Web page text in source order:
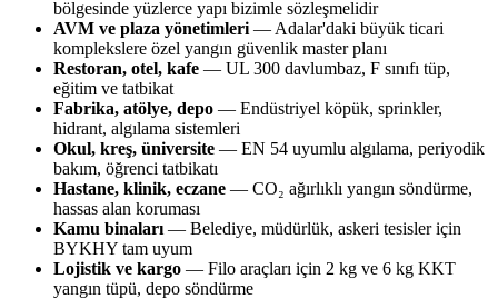
bölgesinde yüzlerce yapı bizimle sözleşmelidir
AVM ve plaza yönetimleri — Adalar'daki büyük ticari
komplekslere özel yangın güvenlik master planı
Restoran, otel, kafe — UL 300 davlumbaz, F sınıfı tüp,
eğitim ve tatbikat
Fabrika, atölye, depo — Endüstriyel köpük, sprinkler,
hidrant, algılama sistemleri
Okul, kreş, üniversite — EN 54 uyumlu algılama, periyodik
bakım, öğrenci tatbikatı
Hastane, klinik, eczane — CO₂ ağırlıklı yangın söndürme,
hassas alan koruması
Kamu binaları — Belediye, müdürlük, askeri tesisler için
BYKHY tam uyum
Lojistik ve kargo — Filo araçları için 2 kg ve 6 kg KKT
yangın tüpü, depo söndürme